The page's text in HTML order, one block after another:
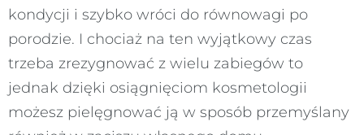
kondycji i szybko wróci do równowagi po
porodzie. I chociaż na ten wyjątkowy czas
trzeba zrezygnować z wielu zabiegów to
jednak dzięki osiągnięciom kosmetologii
możesz pielęgnować ją w sposób przemyślany